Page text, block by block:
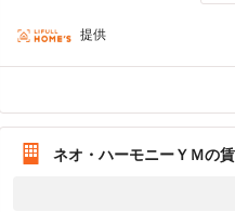
提供
ネオ・ハーモニーＹＭの